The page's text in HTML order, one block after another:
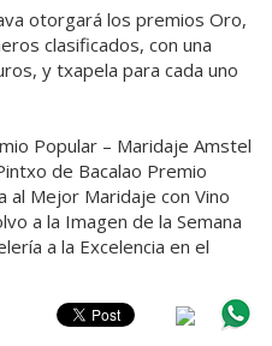
otorgará los premios Oro,
clasificados, con una
y txapela para cada uno
Popular – Maridaje Amstel
de Bacalao Premio
al Mejor Maridaje con Vino
a la Imagen de la Semana
a la Excelencia en el